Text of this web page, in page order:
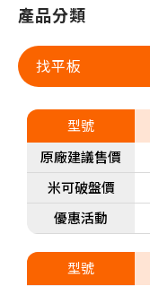
產品分類
找平板
型號
原廠建議售價
米可破盤價
優惠活動
型號